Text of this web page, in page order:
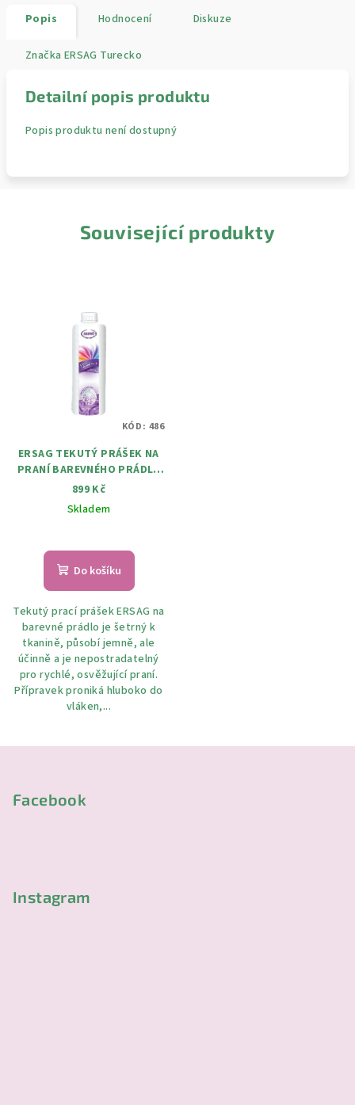
Popis Hodnocení Diskuze
Značka ERSAG Turecko
Detailní popis produktu
Popis produktu není dostupný
Související produkty
ERSAG TEKUTÝ PRÁŠEK NA
PRANÍ BAREVNÉHO PRÁDLA
1000 ML
899 Kč
Skladem
hodnocení
produktu
z
5
hvězdiček.
Do košíku
Tekutý prací prášek ERSAG na
barevné prádlo je šetrný k
tkanině, působí jemně, ale
účinně a je nepostradatelný
pro rychlé, osvěžující praní.
Přípravek proniká hluboko do
vláken,...
KÓD: 486
Facebook
Instagram